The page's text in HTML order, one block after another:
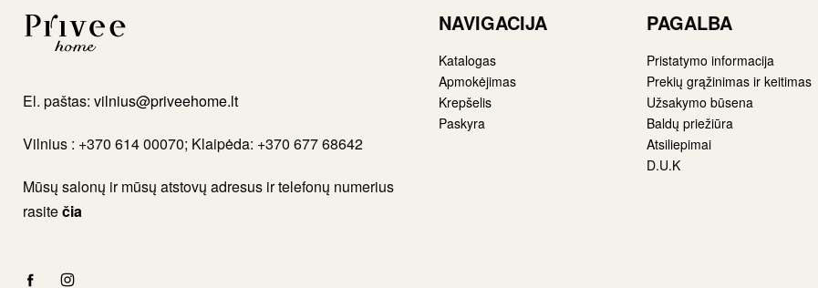
El. paštas: vilnius@priveehome.lt
Vilnius : +370 614 00070; Klaipėda: +370 677 68642
Mūsų salonų ir mūsų atstovų adresus ir telefonų numerius
rasitečia
NAVIGACIJA
Katalogas
Apmokėjimas
Krepšelis
Paskyra
PAGALBA
Pristatymo informacija
Prekių grąžinimas ir keitimas
Užsakymo būsena
Baldų priežiūra
Atsiliepimai
D.U.K